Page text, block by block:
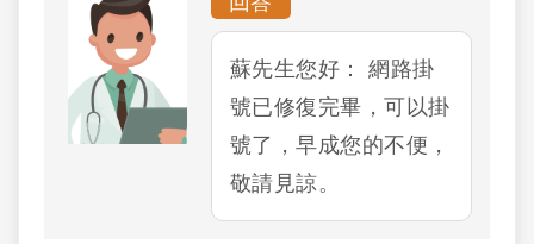
蘇先生您好： 網路掛
號已修復完畢，可以掛
號了，早成您的不便，
敬請見諒。